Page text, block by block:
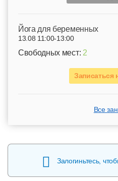
Йога для беременных
13.08 11:00-13:00
Свободных мест: 2
Записаться
Все
Залогиньтесь,